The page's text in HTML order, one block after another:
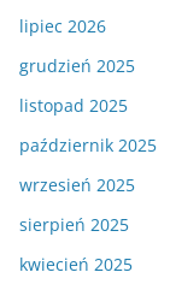
lipiec 2026
grudzień 2025
listopad 2025
październik 2025
wrzesień 2025
sierpień 2025
kwiecień 2025